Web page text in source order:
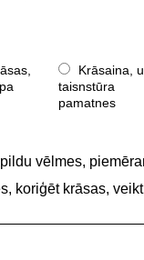
Krāsaina,
taisnstūra
pamatnes
vēlmes,
koriģēt krāsas,